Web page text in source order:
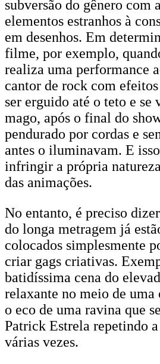
subversão do gênero com
elementos estranhos à
em desenhos. Em
filme, por exemplo,
realiza uma performance
cantor de rock com
ser erguido até o teto e se
mago, após o final do
pendurado por cordas e
antes o iluminavam. E
infringir a própria
das animações.
No entanto, é preciso
do longa metragem já
colocados simplesmente
criar gags criativas.
batidíssima cena do
relaxante no meio de uma
o eco de uma ravina que
Patrick Estrela repetindo
várias vezes.